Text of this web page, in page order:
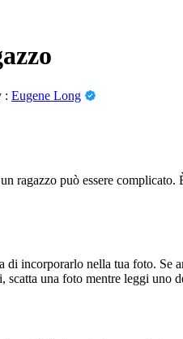
: Eugene Long
ragazzo può essere
incorporarlo nella tua foto.
scatta una foto mentre leggi uno